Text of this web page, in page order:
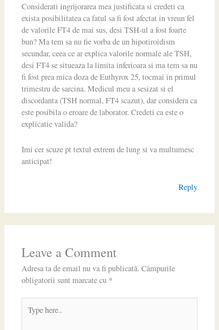
Considerati ingrijorarea mea justificata si credeti ca
exista posibilitatea ca fatul sa fi fost afectat in vreun fel
de valorile FT4 de mai sus, desi TSH-ul a fost foarte
bun? Ma tem sa nu fie vorba de un hipotiroidism
secundar, ceea ce ar explica valorile normale ale TSH,
desi FT4 se situeaza la limita inferioara si ma tem sa nu
fi fost prea mica doza de Euthyrox 25, tocmai in primul
trimestru de sarcina. Medicul meu a sesizat si el
discordanta (TSH normal, FT4 scazut), dar considera ca
este posibila o eroare de laborator. Credeti ca este o
explicatie valida?
Imi cer scuze pt textul extrem de lung si va multumesc
anticipat!
Reply
Leave a Comment
Adresa ta de email nu va fi publicată. Câmpurile
obligatorii sunt marcate cu *
here..